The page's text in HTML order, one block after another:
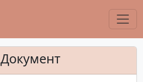
Документ